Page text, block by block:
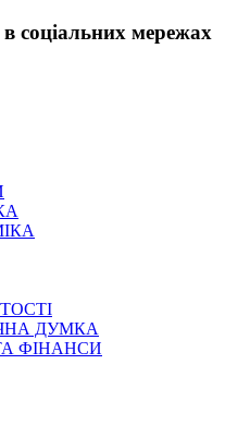
соціальних мережах
ДУМКА
ФІНАНСИ